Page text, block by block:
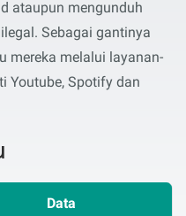
ataupun mengunduh
Sebagai gantinya
mereka melalui layanan-
Youtube, Spotify dan
Data